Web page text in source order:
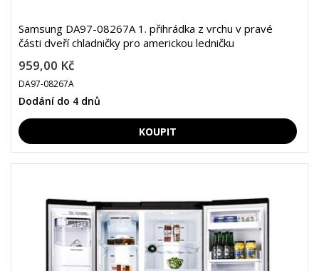
Samsung DA97-08267A 1. přihrádka z vrchu v pravé
části dveří chladničky pro americkou ledničku
959,00 Kč
DA97-08267A
Dodání do 4 dnů